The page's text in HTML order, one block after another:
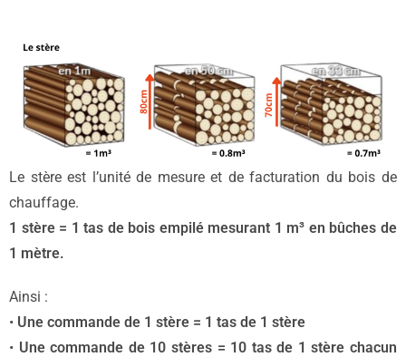
Le stère est l’unité de mesure et de facturation du bois de
chauffage.
1 stère = 1 tas de bois empilé mesurant 1 m³ en bûches de
1 mètre.
Ainsi :
• Une commande de 1 stère = 1 tas de 1 stère
• Une commande de 10 stères = 10 tas de 1 stère chacun